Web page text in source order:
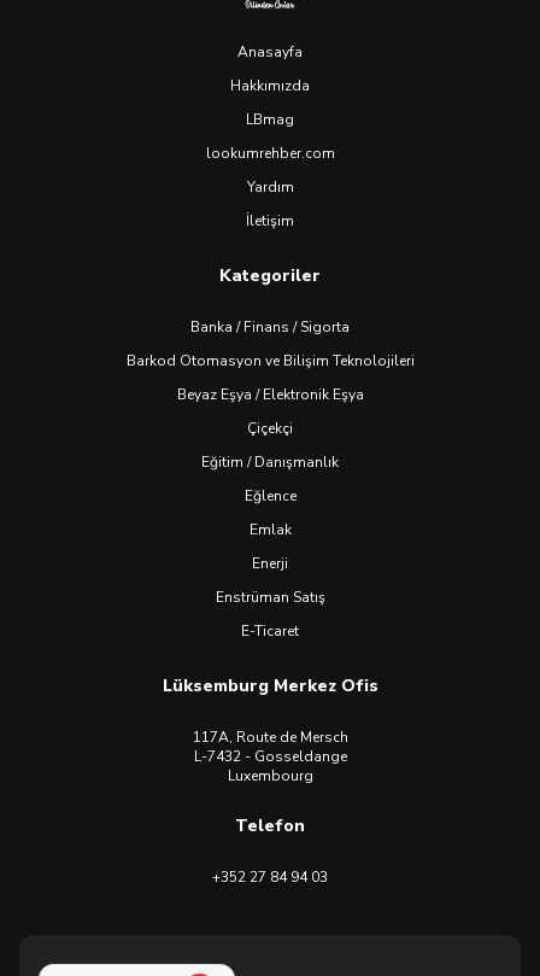
Anasayfa
Hakkımızda
LBmag
lookumrehber.com
Yardım
İletişim
Kategoriler
Banka / Finans / Sigorta
Barkod Otomasyon ve Bilişim Teknolojileri
Beyaz Eşya / Elektronik Eşya
Çiçekçi
Eğitim / Danışmanlık
Eğlence
Emlak
Enerji
Enstrüman Satış
E-Ticaret
Lüksemburg Merkez Ofis
117A, Route de Mersch
L-7432 - Gosseldange
Luxembourg
Telefon
+352 27 84 94 03